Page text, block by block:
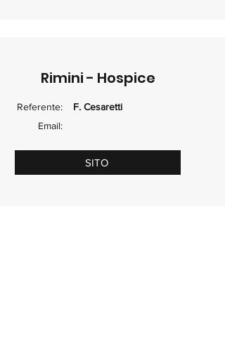
Rimini - Hospice
Referente:
Email:
F. Cesaretti
SITO